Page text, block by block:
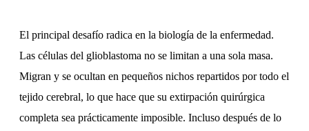
El principal desafío radica en la biología de la enfermedad.
Las células del glioblastoma no se limitan a una sola masa.
Migran y se ocultan en pequeños nichos repartidos por todo el
tejido cerebral, lo que hace que su extirpación quirúrgica
completa sea prácticamente imposible. Incluso después de lo